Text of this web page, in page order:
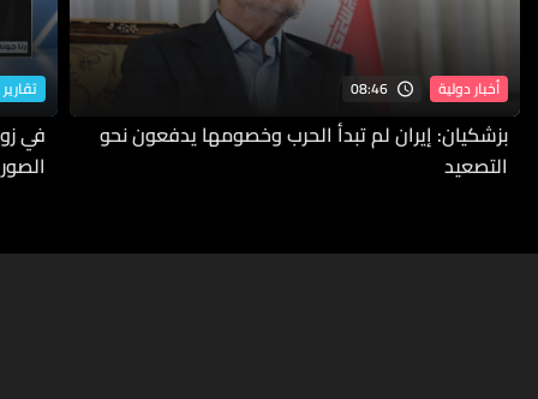
أخبار دولية 08:46
بزشكيان: إيران لم تبدأ الحرب وخصومها يدفعون نحو
التصعيد
في